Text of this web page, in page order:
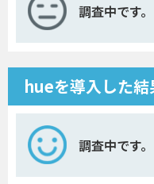
調査中です。
hueを導入した結
調査中です。